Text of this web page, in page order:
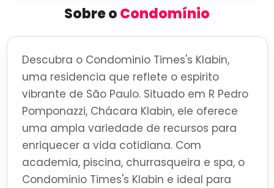
Sobre oCondomínio
Descubra o Condominio Times's Klabin,
uma residencia que reflete o espirito
vibrante de São Paulo. Situado em R Pedro
Pomponazzi, Chácara Klabin, ele oferece
uma ampla variedade de recursos para
enriquecer a vida cotidiana. Com
academia, piscina, churrasqueira e spa, o
Condominio Times's Klabin e ideal para